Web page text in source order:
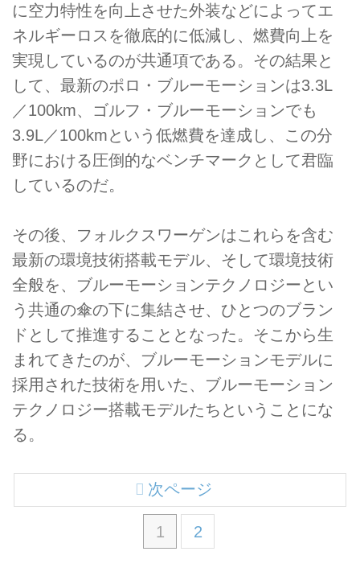
に空力特性を向上させた外装などによってエ
ネルギーロスを徹底的に低減し、燃費向上を
実現しているのが共通項である。その結果と
して、最新のポロ・ブルーモーションは3.3L
／100km、ゴルフ・ブルーモーションでも
3.9L／100kmという低燃費を達成し、この分
野における圧倒的なベンチマークとして君臨
しているのだ。
その後、フォルクスワーゲンはこれらを含む
最新の環境技術搭載モデル、そして環境技術
全般を、ブルーモーションテクノロジーとい
う共通の傘の下に集結させ、ひとつのブラン
ドとして推進することとなった。そこから生
まれてきたのが、ブルーモーションモデルに
採用された技術を用いた、ブルーモーション
テクノロジー搭載モデルたちということにな
る。
1 2
次ページ